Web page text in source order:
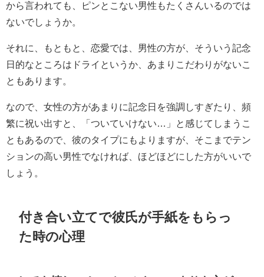
から言われても、ピンとこない男性もたくさんいるのでは
ないでしょうか。
それに、もともと、恋愛では、男性の方が、そういう記念
日的なところはドライというか、あまりこだわりがないこ
ともあります。
なので、女性の方があまりに記念日を強調しすぎたり、頻
繁に祝い出すと、「ついていけない…」と感じてしまうこ
ともあるので、彼のタイプにもよりますが、そこまでテン
ションの高い男性でなければ、ほどほどにした方がいいで
しょう。
付き合い立てで彼氏が手紙をもらっ
た時の心理